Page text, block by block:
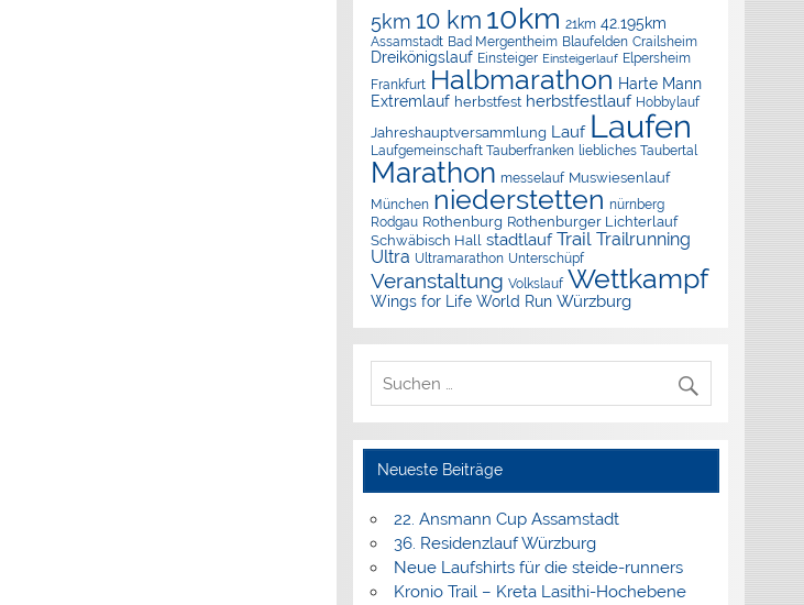
5km 10 km 10km 21km 42.195km
Assamstadt Bad Mergentheim Blaufelden Crailsheim
Dreikönigslauf Einsteiger Einsteigerlauf Elpersheim
Frankfurt Halbmarathon Harte Mann
Extremlauf herbstfest herbstfestlauf Hobbylauf
Jahreshauptversammlung Lauf Laufen
Laufgemeinschaft Tauberfranken liebliches Taubertal
Marathon messelauf Muswiesenlauf
München niederstetten nürnberg
Rodgau Rothenburg Rothenburger Lichterlauf
Schwäbisch Hall stadtlauf Trail Trailrunning
Ultra Ultramarathon Unterschüpf
Veranstaltung Volkslauf Wettkampf
Wings for Life World Run Würzburg
Neueste Beiträge
22. Ansmann Cup Assamstadt
36. Residenzlauf Würzburg
Neue Laufshirts für die steide-runners
Kronio Trail – Kreta Lasithi-Hochebene